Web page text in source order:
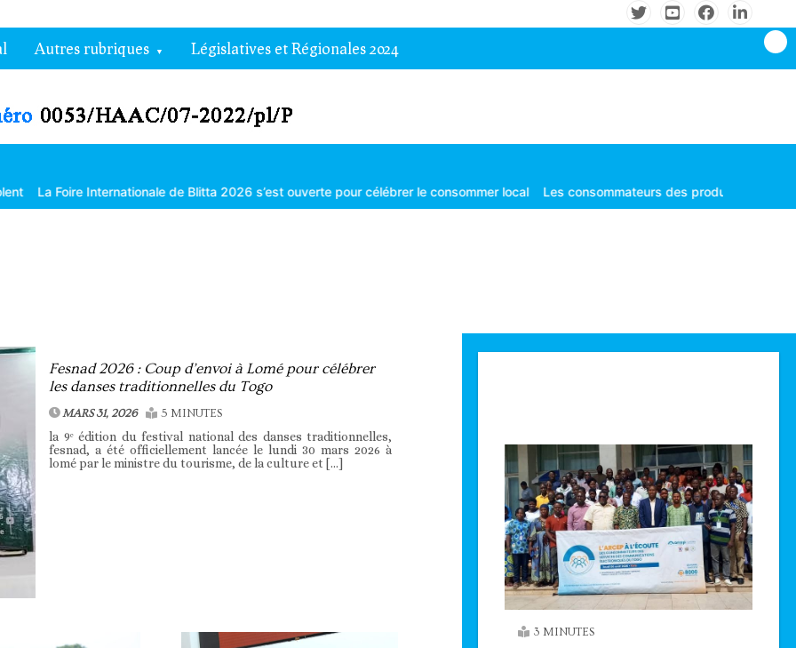
Autres rubriques Législatives et Régionales 2024
de Blitta 2026 s’est ouverte pour célébrer le consommer local Les consommateurs des produits de communication
Fesnad 2026 : Coup d’envoi à Lomé pour célébrer
les danses traditionnelles du Togo
MARS 31, 2026 5 MINUTES
la 9ᵉ édition du festival national des danses traditionnelles,
fesnad, a été officiellement lancée le lundi 30 mars 2026 à
lomé par le ministre du tourisme, de la culture et […]
3 MINUTES